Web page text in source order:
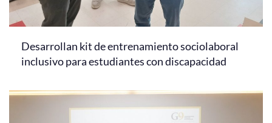
Desarrollan kit de entrenamiento sociolaboral
inclusivo para estudiantes con discapacidad